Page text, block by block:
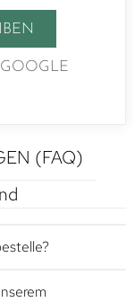
(FAQ)